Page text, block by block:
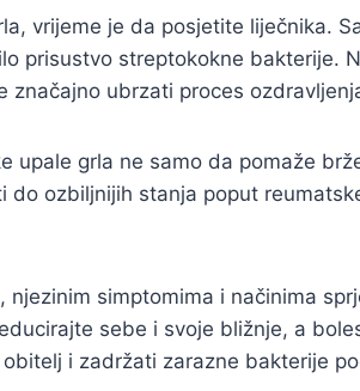
vrijeme je da posjetite liječnika.
prisustvo streptokokne bakterije.
značajno ubrzati proces
upale grla ne samo da pomaže
do ozbiljnijih stanja poput
njezinim simptomima i načinima
sebe i svoje bližnje, a
i zadržati zarazne bakterije